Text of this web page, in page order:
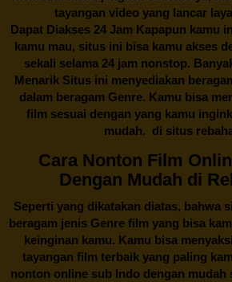
tayangan video yang lancar
Dapat Diakses 24 Jam Kapapun kamu
kamu mau, situs ini bisa kamu akses
sekali selama 24 jam nonstop.
Menarik Situs ini menyediakan
dalam beragam Genre. Kamu bisa
film sesuai dengan yang kamu
mudah. di situs
Cara Nonton Film
Dengan Mudah di
Seperti yang dikatakan diatas, bahwa
beragam jenis Genre film yang bisa
keinginan kamu. Kamu bisa
tayangan film terbaik yang paling
nonton online sub Indo dengan mudah